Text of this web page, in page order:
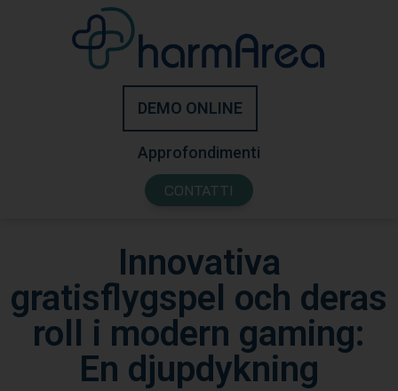
DEMO ONLINE
Approfondimenti
CONTATTI
Innovativa
gratisflygspel och deras
roll i modern gaming:
En djupdykning